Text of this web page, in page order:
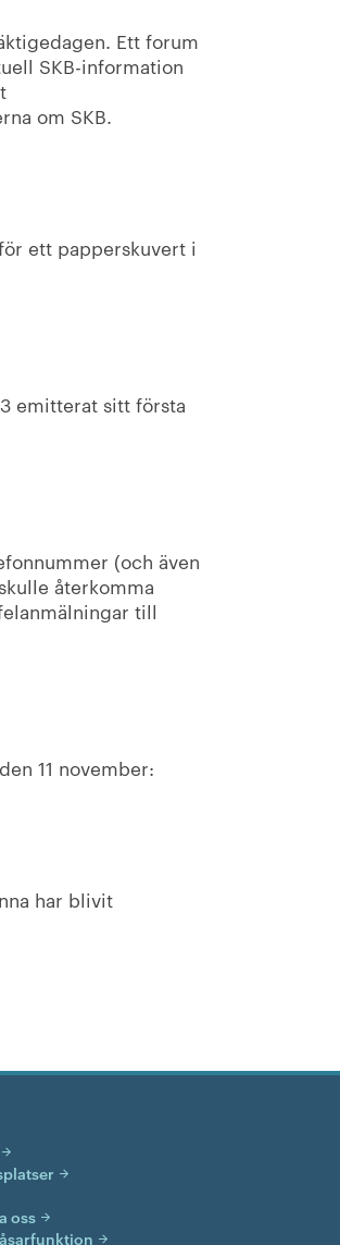
Ett forum
SKB-information
om SKB.
ett papperskuvert i
emitterat sitt första
(och även
återkomma
till
11 november:
har blivit
oss